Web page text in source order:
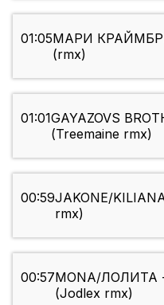
01:05МАРИ
(rmx)
01:01GAYAZOVS
(Treemaine rmx)
00:59JAKONE/
rmx)
00:57MONA/ЛОЛИТА
(Jodlex rmx)